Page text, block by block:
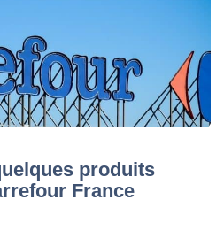
produits
France